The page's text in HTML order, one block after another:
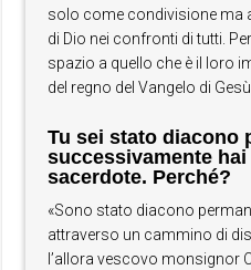
solo come condivisione ma
di Dio nei confronti di tutti.
spazio a quello che è il loro
del regno del Vangelo di
Tu sei stato diacono
successivamente
sacerdote. Perché?
«Sono stato diacono
attraverso un cammino di
l’allora vescovo monsignor